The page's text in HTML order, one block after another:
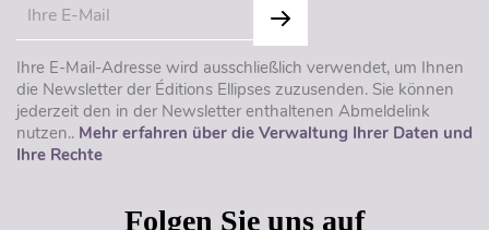
Ihre E-Mail-Adresse wird ausschließlich verwendet, um Ihnen
die Newsletter der Éditions Ellipses zuzusenden. Sie können
jederzeit den in der Newsletter enthaltenen Abmeldelink
nutzen.. Mehr erfahren über die Verwaltung Ihrer Daten und
Ihre Rechte
Folgen Sie uns auf